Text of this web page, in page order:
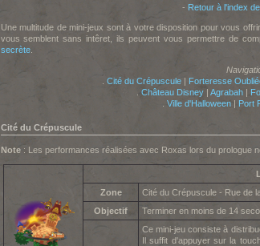
- Retour à l'index
Une multitude de mini-jeux sont à votre disposition pour vous
vous semblent sans intêret, ils peuvent vous permettre de
secrète.
Cité du Crépuscule| Forteresse
Château Disney| Agrabah|
Ville d'Halloween | Port
Cité du Crépuscule
Note: Les performances réalisées avec Roxas lors du prologue
Zone
Cité du Crépuscule - Rue de
Objectif
Terminer en moins de 14
Ce mini-jeu consiste à
Il suffit d'appuyer sur la